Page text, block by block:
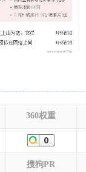
360权重
搜狗PR